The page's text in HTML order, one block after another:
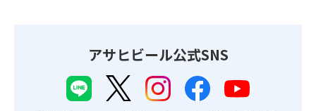
アサヒビール公式SNS